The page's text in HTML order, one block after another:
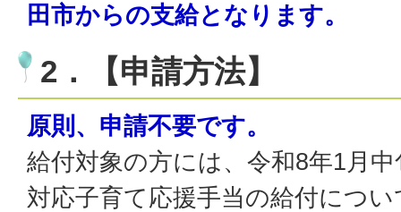
田市からの支給となります。
2．【申請方法】
原則、申請不要です。
給付対象の方には、令和8年1月
対応子育て応援手当の給付につ